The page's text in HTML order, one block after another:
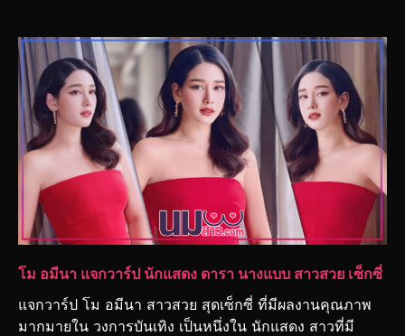
โม อมีนา แจกวาร์ป นักแสดง ดารา นางแบบ สาวสวย เซ็กซี่
แจกวาร์ป โม อมีนา สาวสวย สุดเซ็กซี่ ที่มีผลงานคุณภาพ
มากมายใน วงการบันเทิง เป็นหนึ่งใน นักแสดง สาวที่มี